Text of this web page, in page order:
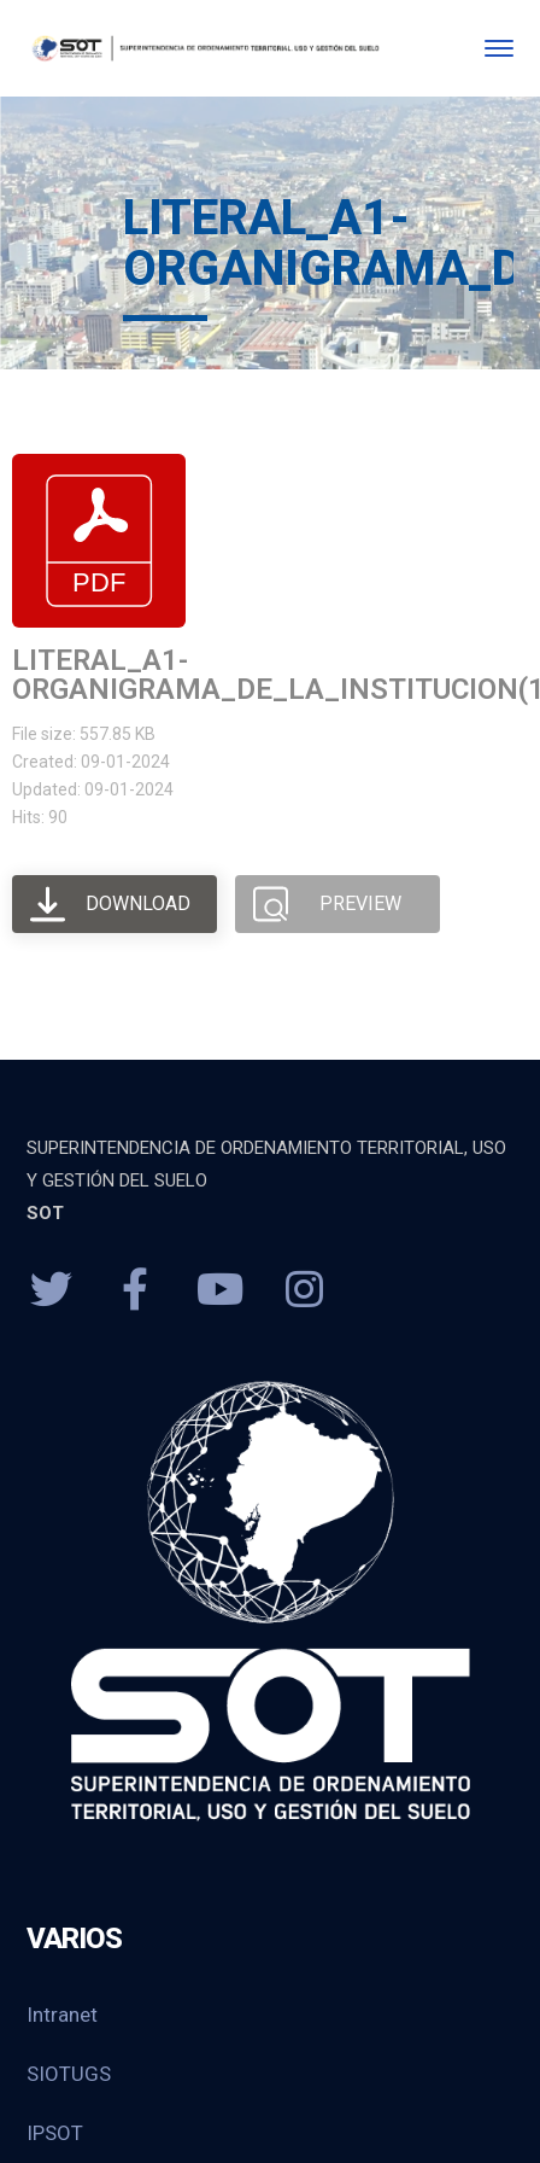
LITERAL_A1-
LITERAL_A1-
File size: 557.85 KB
Created: 09-01-2024
Updated: 09-01-2024
Hits: 90
DOWNLOAD PREVIEW
SUPERINTENDENCIA DE ORDENAMIENTO TERRITORIAL, USO
Y GESTIÓN DEL SUELO
SOT
VARIOS
Intranet
SIOTUGS
IPSOT